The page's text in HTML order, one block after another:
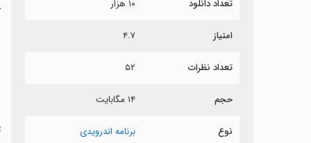
تعداد دانلود ۱۰ هزار
امتیاز ۴.۷
تعداد نظرات ۵۲
حجم ۱۴ مگابایت
نوع برنامه اندرویدی